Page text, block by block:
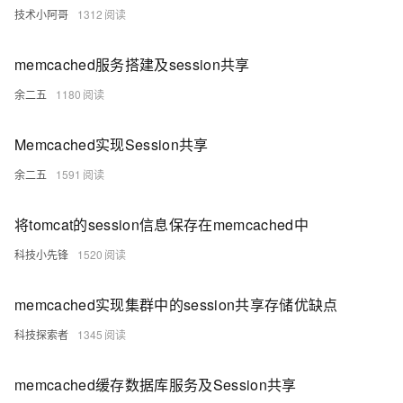
技术小阿哥 1312
memcached服务搭建及session共享
余二五 1180
Memcached实现Session共享
余二五 1591
将tomcat的session信息保存在memcached中
科技小先锋 1520
memcached实现集群中的session共享存储优缺点
科技探索者 1345
memcached缓存数据库服务及Session共享